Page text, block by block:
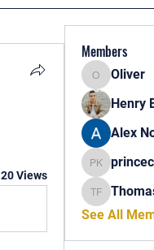
20 Views
Members
Oliver
Oliver
Henry
Alex
princecharles
Thomas Frank
See All